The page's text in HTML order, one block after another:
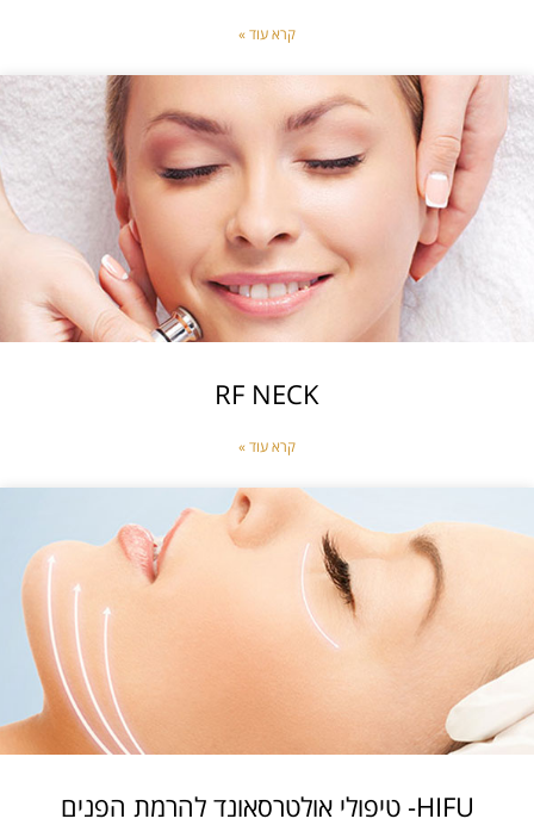
קרא עוד »
RF NECK
קרא עוד »
HIFU- טיפולי אולטרסאונד להרמת הפנים